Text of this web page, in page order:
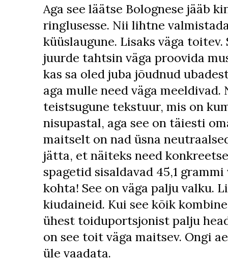
Aga see läätse Bolognese jääb
ringlusesse. Nii lihtne
küüslaugune. Lisaks väga
juurde tahtsin väga proovida
kas sa oled juba jõudnud
aga mulle need väga
teistsugune tekstuur, mis on
nisupastal, aga see on täiesti
maitselt on nad üsna
jätta, et näiteks need
spagetid sisaldavad 45,1
kohta! See on väga palju valku.
kiudaineid. Kui see kõik
ühest toiduportsjonist palju
on see toit väga maitsev. Ongi
üle vaadata.